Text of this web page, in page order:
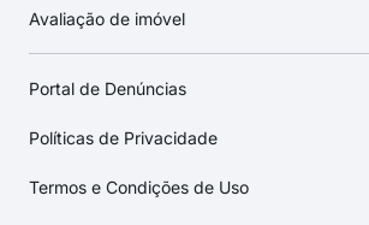
Avaliação de imóvel
Portal de Denúncias
Políticas de Privacidade
Termos e Condições de Uso